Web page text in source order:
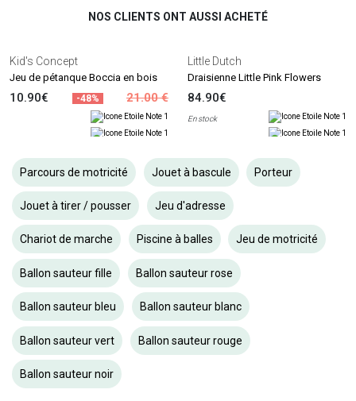
NOS CLIENTS ONT AUSSI ACHETÉ
Kid's Concept
Jeu de pétanque Boccia en bois
10.90€ -48% 21.00 €
Little Dutch
Draisienne Little Pink Flowers
84.90€
En stock
Parcours de motricité Jouet à bascule Porteur
Jouet à tirer / pousser Jeu d'adresse
Chariot de marche Piscine à balles Jeu de motricité
Ballon sauteur fille Ballon sauteur rose
Ballon sauteur bleu Ballon sauteur blanc
Ballon sauteur vert Ballon sauteur rouge
Ballon sauteur noir